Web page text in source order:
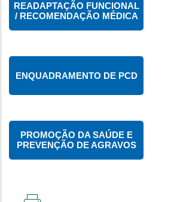
READAPTAÇÃO FUNCIONAL
/ RECOMENDAÇÃO MÉDICA
ENQUADRAMENTO DE PCD
PROMOÇÃO DA SAÚDE E
PREVENÇÃO DE AGRAVOS